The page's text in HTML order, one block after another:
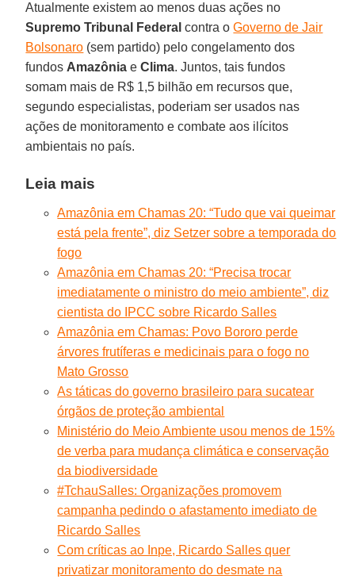
Atualmente existem ao menos duas ações no
Supremo Tribunal Federal contra oGoverno de Jair
Bolsonaro (sem partido) pelo congelamento dos
fundosAmazônia eClima. Juntos, tais fundos
somam mais de R$ 1,5 bilhão em recursos que,
segundo especialistas, poderiam ser usados nas
ações de monitoramento e combate aos ilícitos
ambientais no país.
Leia mais
Amazônia em Chamas 20: “Tudo que vai queimar
está pela frente”, diz Setzer sobre a temporada do
fogo
Amazônia em Chamas 20: “Precisa trocar
imediatamente o ministro do meio ambiente”, diz
cientista do IPCC sobre Ricardo Salles
Amazônia em Chamas: Povo Bororo perde
árvores frutíferas e medicinais para o fogo no
Mato Grosso
As táticas do governo brasileiro para sucatear
órgãos de proteção ambiental
Ministério do Meio Ambiente usou menos de 15%
de verba para mudança climática e conservação
da biodiversidade
#TchauSalles: Organizações promovem
campanha pedindo o afastamento imediato de
Ricardo Salles
Com críticas ao Inpe, Ricardo Salles quer
privatizar monitoramento do desmate na